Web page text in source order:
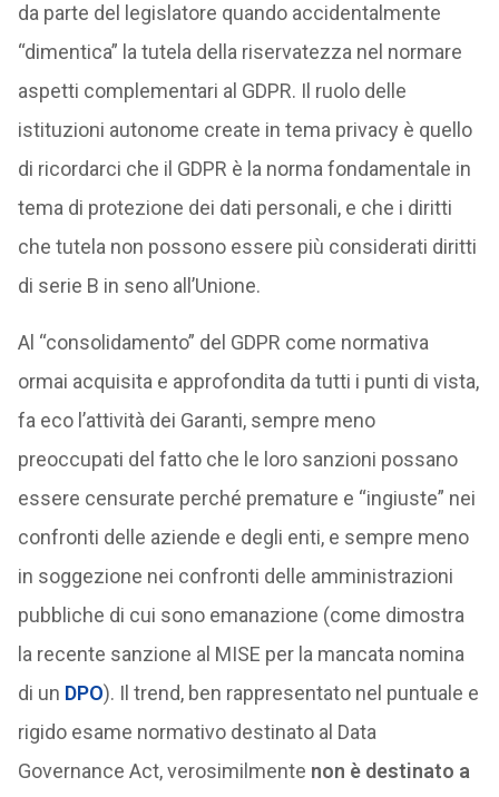
da parte del legislatore quando accidentalmente
“dimentica” la tutela della riservatezza nel normare
aspetti complementari al GDPR. Il ruolo delle
istituzioni autonome create in tema privacy è quello
di ricordarci che il GDPR è la norma fondamentale in
tema di protezione dei dati personali, e che i diritti
che tutela non possono essere più considerati diritti
di serie B in seno all’Unione.
Al “consolidamento” del GDPR come normativa
ormai acquisita e approfondita da tutti i punti di vista,
fa eco l’attività dei Garanti, sempre meno
preoccupati del fatto che le loro sanzioni possano
essere censurate perché premature e “ingiuste” nei
confronti delle aziende e degli enti, e sempre meno
in soggezione nei confronti delle amministrazioni
pubbliche di cui sono emanazione (come dimostra
la recente sanzione al MISE per la mancata nomina
di un DPO). Il trend, ben rappresentato nel puntuale e
rigido esame normativo destinato al Data
Governance Act, verosimilmente non è destinato a